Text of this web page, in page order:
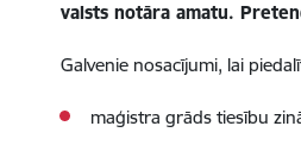
valsts notāra amatu.
Galvenie nosacījumi, lai
maģistra grāds tiesību